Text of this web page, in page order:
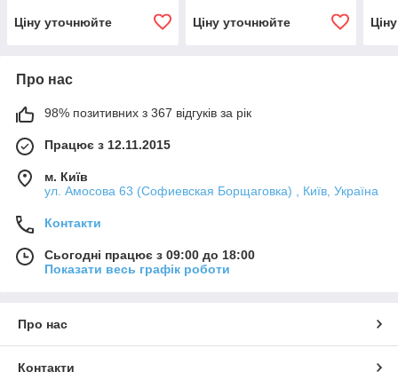
Ціну уточнюйте Ціну уточнюйте
Про нас
98% позитивних з 367 відгуків за рік
Працює з 12.11.2015
м. Київ
ул. Амосова 63 (Софиевская Борщаговка) , Київ, Україна
Контакти
Сьогодні працює з 09:00 до 18:00
Показати весь графік роботи
Про нас
Контакти